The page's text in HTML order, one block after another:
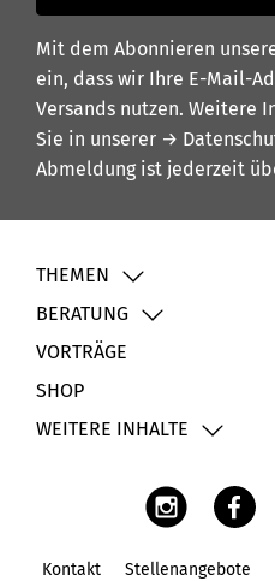
Mit dem Abonnieren
ein, dass wir Ihre E-Mail-
Versands nutzen. Weitere
Sie in unserer →
Abmeldung ist jederzeit
THEMEN
BERATUNG
VORTRÄGE
SHOP
WEITERE INHALTE
Kontakt Stellenangebote